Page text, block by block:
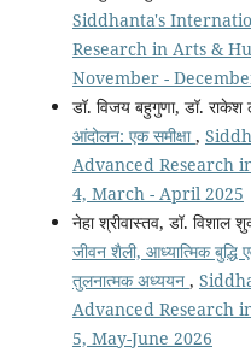
Siddhanta's
Research in Arts &
November -
डॉ. विजय बहुगुणा, डॉ. राकेश
आंदोलन: एक समीक्षा,
Advanced Research
4, March - April 2025
नेहा श्रीवास्तव, डॉ. विशाल
जीवन शैली, आध्यात्मिक बुद्धि
तुलनात्मक अध्ययन ,
Advanced Research
5, May-June 2026